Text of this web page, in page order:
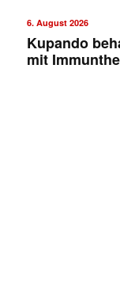
6. August 2026
Kupando
mit